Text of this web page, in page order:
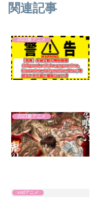
関連記事
2023夏アニメ
2023夏アニメ
vodアニメ